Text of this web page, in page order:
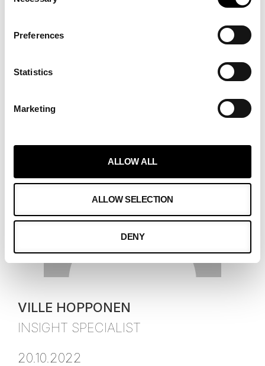
Preferences
Statistics
Marketing
ALLOW ALL
ALLOW SELECTION
DENY
VILLE HOPPONEN
INSIGHT SPECIALIST
20.10.2022